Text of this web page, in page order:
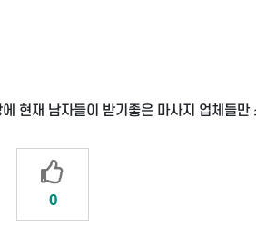
현재 남자들이 받기좋은 마사지 업체들
0